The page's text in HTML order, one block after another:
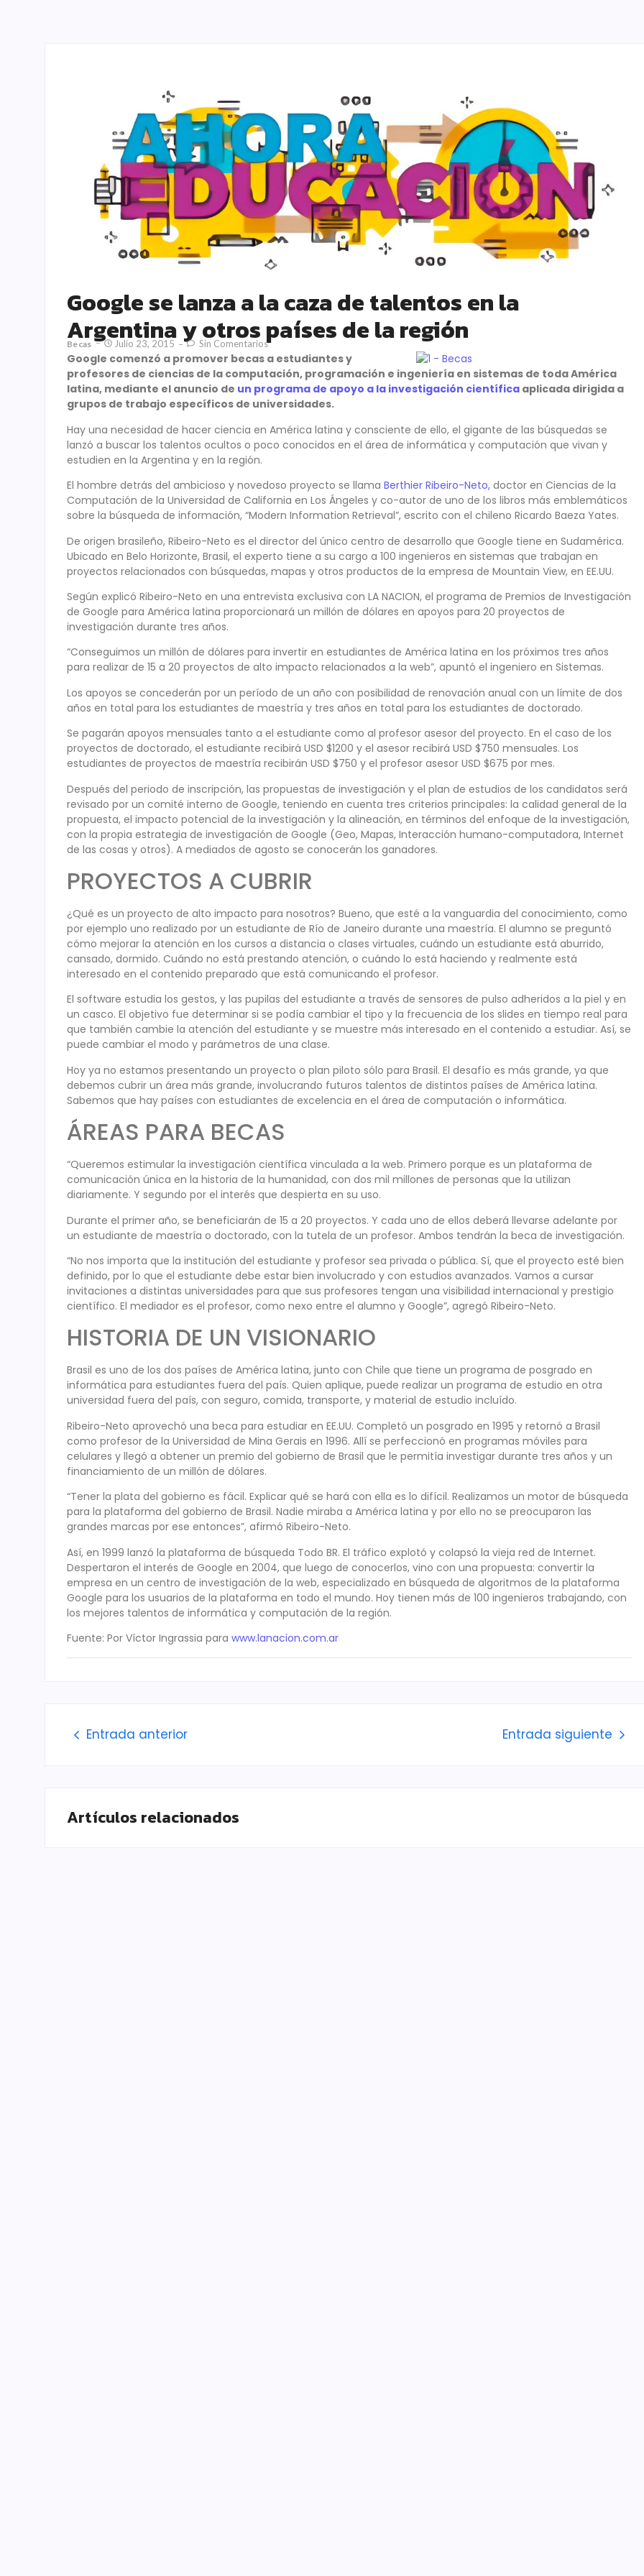
Google se lanza a la caza de talentos en la
Argentina y otros países de la región
Becas Julio 23, 2015 Sin Comentarios
Google comenzó a promover becas a estudiantes y
profesores de ciencias de la computación, programación e ingeniería en sistemas de toda América
latina, mediante el anuncio de un programa de apoyo a la investigación científica aplicada dirigida a
grupos de trabajo específicos de universidades.
Hay una necesidad de hacer ciencia en América latina y consciente de ello, el gigante de las búsquedas se
lanzó a buscar los talentos ocultos o poco conocidos en el área de informática y computación que vivan y
estudien en la Argentina y en la región.
El hombre detrás del ambicioso y novedoso proyecto se llama Berthier Ribeiro-Neto, doctor en Ciencias de la
Computación de la Universidad de California en Los Ángeles y co-autor de uno de los libros más emblemáticos
sobre la búsqueda de información, “Modern Information Retrieval”, escrito con el chileno Ricardo Baeza Yates.
De origen brasileño, Ribeiro-Neto es el director del único centro de desarrollo que Google tiene en Sudamérica.
Ubicado en Belo Horizonte, Brasil, el experto tiene a su cargo a 100 ingenieros en sistemas que trabajan en
proyectos relacionados con búsquedas, mapas y otros productos de la empresa de Mountain View, en EE.UU.
Según explicó Ribeiro-Neto en una entrevista exclusiva con LA NACION, el programa de Premios de Investigación
de Google para América latina proporcionará un millón de dólares en apoyos para 20 proyectos de
investigación durante tres años.
“Conseguimos un millón de dólares para invertir en estudiantes de América latina en los próximos tres años
para realizar de 15 a 20 proyectos de alto impacto relacionados a la web”, apuntó el ingeniero en Sistemas.
Los apoyos se concederán por un período de un año con posibilidad de renovación anual con un límite de dos
años en total para los estudiantes de maestría y tres años en total para los estudiantes de doctorado.
Se pagarán apoyos mensuales tanto a el estudiante como al profesor asesor del proyecto. En el caso de los
proyectos de doctorado, el estudiante recibirá USD $1200 y el asesor recibirá USD $750 mensuales. Los
estudiantes de proyectos de maestría recibirán USD $750 y el profesor asesor USD $675 por mes.
Después del periodo de inscripción, las propuestas de investigación y el plan de estudios de los candidatos será
revisado por un comité interno de Google, teniendo en cuenta tres criterios principales: la calidad general de la
propuesta, el impacto potencial de la investigación y la alineación, en términos del enfoque de la investigación,
con la propia estrategia de investigación de Google (Geo, Mapas, Interacción humano-computadora, Internet
de las cosas y otros). A mediados de agosto se conocerán los ganadores.
PROYECTOS A CUBRIR
¿Qué es un proyecto de alto impacto para nosotros? Bueno, que esté a la vanguardia del conocimiento, como
por ejemplo uno realizado por un estudiante de Río de Janeiro durante una maestría. El alumno se preguntó
cómo mejorar la atención en los cursos a distancia o clases virtuales, cuándo un estudiante está aburrido,
cansado, dormido. Cuándo no está prestando atención, o cuándo lo está haciendo y realmente está
interesado en el contenido preparado que está comunicando el profesor.
El software estudia los gestos, y las pupilas del estudiante a través de sensores de pulso adheridos a la piel y en
un casco. El objetivo fue determinar si se podía cambiar el tipo y la frecuencia de los slides en tiempo real para
que también cambie la atención del estudiante y se muestre más interesado en el contenido a estudiar. Así, se
puede cambiar el modo y parámetros de una clase.
Hoy ya no estamos presentando un proyecto o plan piloto sólo para Brasil. El desafío es más grande, ya que
debemos cubrir un área más grande, involucrando futuros talentos de distintos países de América latina.
Sabemos que hay países con estudiantes de excelencia en el área de computación o informática.
ÁREAS PARA BECAS
“Queremos estimular la investigación científica vinculada a la web. Primero porque es un plataforma de
comunicación única en la historia de la humanidad, con dos mil millones de personas que la utilizan
diariamente. Y segundo por el interés que despierta en su uso.
Durante el primer año, se beneficiarán de 15 a 20 proyectos. Y cada uno de ellos deberá llevarse adelante por
un estudiante de maestría o doctorado, con la tutela de un profesor. Ambos tendrán la beca de investigación.
“No nos importa que la institución del estudiante y profesor sea privada o pública. Sí, que el proyecto esté bien
definido, por lo que el estudiante debe estar bien involucrado y con estudios avanzados. Vamos a cursar
invitaciones a distintas universidades para que sus profesores tengan una visibilidad internacional y prestigio
científico. El mediador es el profesor, como nexo entre el alumno y Google”, agregó Ribeiro-Neto.
HISTORIA DE UN VISIONARIO
Brasil es uno de los dos países de América latina, junto con Chile que tiene un programa de posgrado en
informática para estudiantes fuera del país. Quien aplique, puede realizar un programa de estudio en otra
universidad fuera del país, con seguro, comida, transporte, y material de estudio incluído.
Ribeiro-Neto aprovechó una beca para estudiar en EE.UU. Completó un posgrado en 1995 y retornó a Brasil
como profesor de la Universidad de Mina Gerais en 1996. Allí se perfeccionó en programas móviles para
celulares y llegó a obtener un premio del gobierno de Brasil que le permitía investigar durante tres años y un
financiamiento de un millón de dólares.
“Tener la plata del gobierno es fácil. Explicar qué se hará con ella es lo difícil. Realizamos un motor de búsqueda
para la plataforma del gobierno de Brasil. Nadie miraba a América latina y por ello no se preocuparon las
grandes marcas por ese entonces”, afirmó Ribeiro-Neto.
Así, en 1999 lanzó la plataforma de búsqueda Todo BR. El tráfico explotó y colapsó la vieja red de Internet.
Despertaron el interés de Google en 2004, que luego de conocerlos, vino con una propuesta: convertir la
empresa en un centro de investigación de la web, especializado en búsqueda de algoritmos de la plataforma
Google para los usuarios de la plataforma en todo el mundo. Hoy tienen más de 100 ingenieros trabajando, con
los mejores talentos de informática y computación de la región.
Fuente: Por Víctor Ingrassia para www.lanacion.com.ar
Entrada anterior Entrada siguiente
Artículos relacionados